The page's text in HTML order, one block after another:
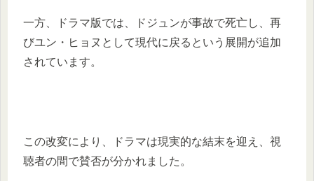
一方、ドラマ版では、ドジュンが事故で死亡し、再
びユン・ヒョヌとして現代に戻るという展開が追加
されています。
この改変により、ドラマは現実的な結末を迎え、視
聴者の間で賛否が分かれました。